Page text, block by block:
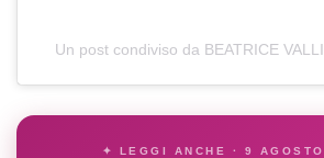
Un post condiviso da BEATRICE
✦ LEGGI ANCHE · 9